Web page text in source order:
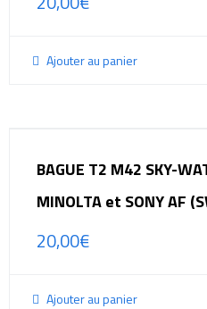
Ajouter au panier
BAGUE T2 M42 SKY-
MINOLTA et SONY AF
20,00€
Ajouter au panier